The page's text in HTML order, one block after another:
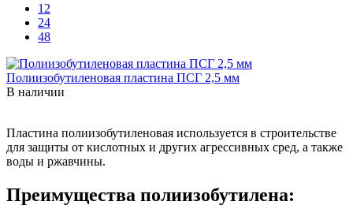
12
24
48
Полиизобутиленовая пластина ПСГ 2,5 мм
В наличии
Пластина полиизобутиленовая используется в строительстве
для защиты от кислотных и других агрессивных сред, а также
воды и ржавчины.
Преимущества полиизобутилена: